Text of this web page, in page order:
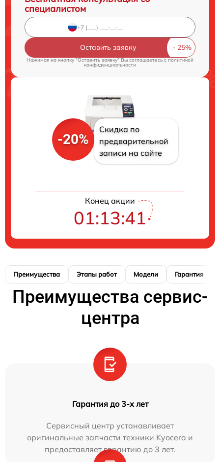
специалистом
Оставить заявку
Нажимая на кнопку "Оставить заявку" Вы соглашаетесь c политикой
конфиденциальности
-20%
Скидка по
предварительной
записи на сайте
Конец акции
01:13:40
Преимущества Этапы работ Модели Гарантия
Преимущества сервис-
центра
Гарантия до 3-х лет
Сервисный центр устанавливает
оригинальные запчасти техники Kyocera и
предоставляет гарантию до 3 лет.